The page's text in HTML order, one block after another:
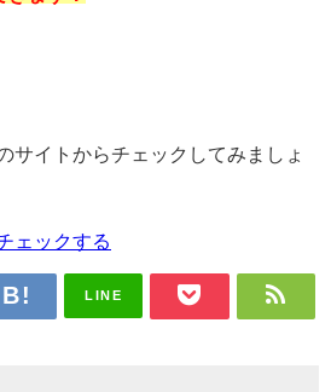
サイトからチェックしてみましょ
ェックする
LINE